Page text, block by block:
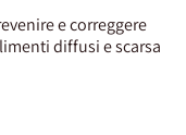
e correggere
diffusi e scarsa